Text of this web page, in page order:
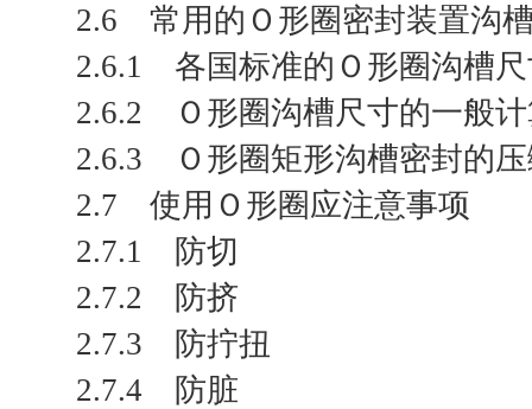
2.6 常用的Ｏ形圈密封装置沟
2.6.1 各国标准的Ｏ形圈沟槽
2.6.2 Ｏ形圈沟槽尺寸的一般
2.6.3 Ｏ形圈矩形沟槽密封的
2.7 使用Ｏ形圈应注意事项
2.7.1 防切
2.7.2 防挤
2.7.3 防拧扭
2.7.4 防脏